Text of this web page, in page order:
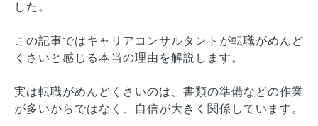
した。
この記事ではキャリアコンサルタントが転職がめんど
くさいと感じる本当の理由を解説します。
実は転職がめんどくさいのは、書類の準備などの作業
が多いからではなく、自信が大きく関係しています。